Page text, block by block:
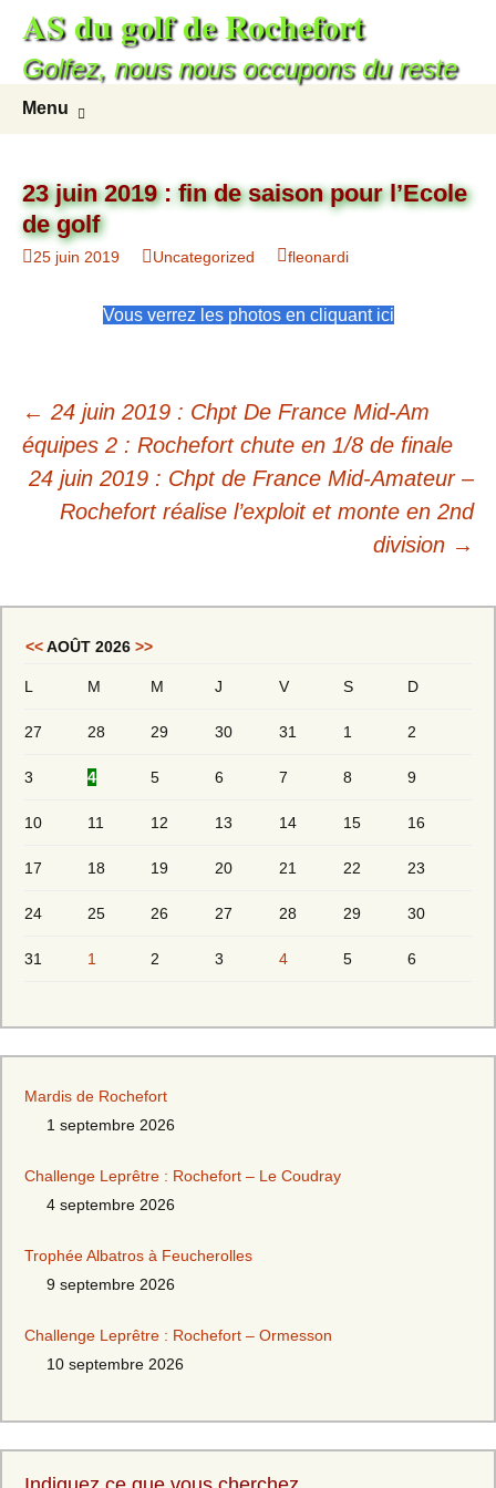
AS du golf de Rochefort
Golfez, nous nous occupons du reste
Menu
23 juin 2019 : fin de saison pour l’Ecole
de golf
25 juin 2019 Uncategorized fleonardi
Vous verrez les photos en cliquant ici
← 24 juin 2019 : Chpt De France Mid-Am
équipes 2 : Rochefort chute en 1/8 de finale
24 juin 2019 : Chpt de France Mid-Amateur –
Rochefort réalise l’exploit et monte en 2nd
division →
<<AOÛT 2026 >>
L M M J V S D
27 28 29 30 31 1 2
3 4 5 6 7 8 9
10 11 12 13 14 15 16
17 18 19 20 21 22 23
24 25 26 27 28 29 30
31 1 2 3 4 5 6
Mardis de Rochefort
1 septembre 2026
Challenge Leprêtre : Rochefort – Le Coudray
4 septembre 2026
Trophée Albatros à Feucherolles
9 septembre 2026
Challenge Leprêtre : Rochefort – Ormesson
10 septembre 2026